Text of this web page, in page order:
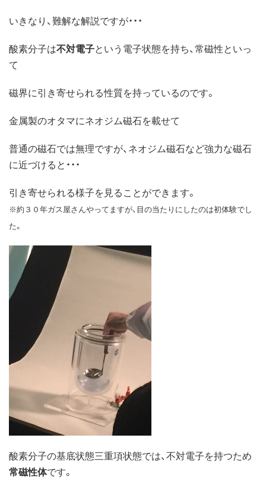
いきなり、難解な解説ですが・・・
酸素分子は不対電子という電子状態を持ち、常磁性といっ
て
磁界に引き寄せられる性質を持っているのです。
金属製のオタマにネオジム磁石を載せて
普通の磁石では無理ですが、ネオジム磁石など強力な磁石
に近づけると・・・
引き寄せられる様子を見ることができます。
※約３０年ガス屋さんやってますが、目の当たりにしたのは初体験でし
た。
酸素分子の基底状態三重項状態では、不対電子を持つため
常磁性体です。